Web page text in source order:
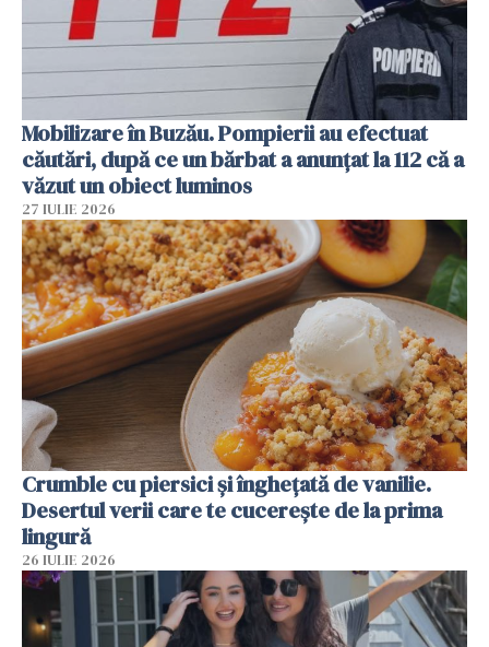
Mobilizare în Buzău. Pompierii au efectuat
căutări, după ce un bărbat a anunțat la 112 că a
văzut un obiect luminos
27 IULIE 2026
Crumble cu piersici și înghețată de vanilie.
Desertul verii care te cucerește de la prima
lingură
26 IULIE 2026